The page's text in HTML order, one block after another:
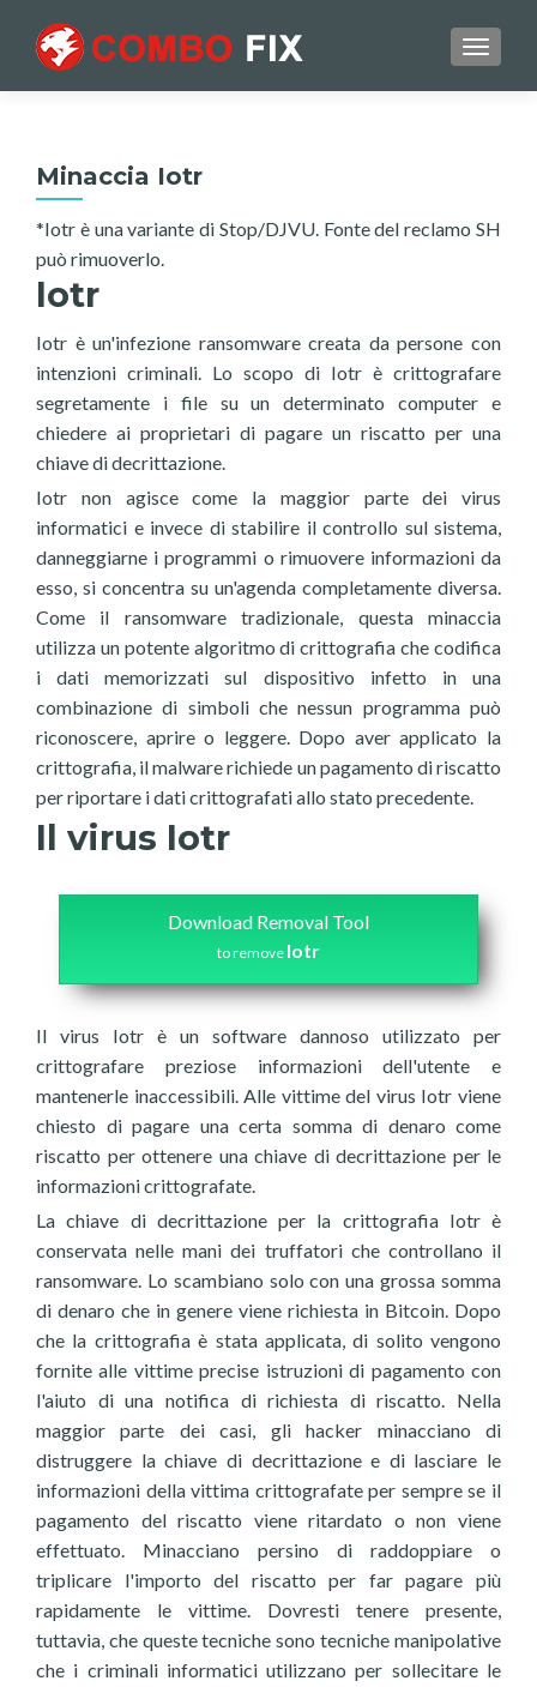
Minaccia Iotr
*Iotr è una variante di Stop/DJVU. Fonte del reclamo SH
può rimuoverlo.
Iotr
Iotr è un'infezione ransomware creata da persone con
intenzioni criminali. Lo scopo di Iotr è crittografare
segretamente i file su un determinato computer e
chiedere ai proprietari di pagare un riscatto per una
chiave di decrittazione.
Iotr non agisce come la maggior parte dei virus
informatici e invece di stabilire il controllo sul sistema,
danneggiarne i programmi o rimuovere informazioni da
esso, si concentra su un'agenda completamente diversa.
Come il ransomware tradizionale, questa minaccia
utilizza un potente algoritmo di crittografia che codifica
i dati memorizzati sul dispositivo infetto in una
combinazione di simboli che nessun programma può
riconoscere, aprire o leggere. Dopo aver applicato la
crittografia, il malware richiede un pagamento di riscatto
per riportare i dati crittografati allo stato precedente.
Il virus Iotr
Download Removal Tool
to remove Iotr
Il virus Iotr è un software dannoso utilizzato per
crittografare preziose informazioni dell'utente e
mantenerle inaccessibili. Alle vittime del virus Iotr viene
chiesto di pagare una certa somma di denaro come
riscatto per ottenere una chiave di decrittazione per le
informazioni crittografate.
La chiave di decrittazione per la crittografia Iotr è
conservata nelle mani dei truffatori che controllano il
ransomware. Lo scambiano solo con una grossa somma
di denaro che in genere viene richiesta in Bitcoin. Dopo
che la crittografia è stata applicata, di solito vengono
fornite alle vittime precise istruzioni di pagamento con
l'aiuto di una notifica di richiesta di riscatto. Nella
maggior parte dei casi, gli hacker minacciano di
distruggere la chiave di decrittazione e di lasciare le
informazioni della vittima crittografate per sempre se il
pagamento del riscatto viene ritardato o non viene
effettuato. Minacciano persino di raddoppiare o
triplicare l'importo del riscatto per far pagare più
rapidamente le vittime. Dovresti tenere presente,
tuttavia, che queste tecniche sono tecniche manipolative
che i criminali informatici utilizzano per sollecitare le